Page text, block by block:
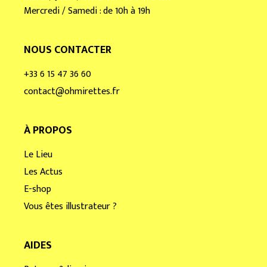
Mercredi / Samedi : de 10h à 19h
NOUS CONTACTER
+33 6 15 47 36 60
contact@ohmirettes.fr
À PROPOS
Le Lieu
Les Actus
E-shop
Vous êtes illustrateur ?
AIDES